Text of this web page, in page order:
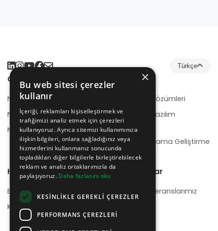
Türkçe
Çözümler
NeotrionB2B
NeotrionB2C
NeotrionWMS
Hizmetler
E-Ticaret Çözümleri
Kurumsal Yazılım
Mobil Uygulama Geliştirme
Hakkımızda
Biz Kimiz
Kariyer
Referanslar
Başlıca Referanslarımız
×
Bu web sitesi çerezler
kullanır
İçeriği, reklamları kişiselleştirmek ve
trafiğimizi analiz etmek için çerezleri
kullanıyoruz. Ayrıca sitemizi kullanımınıza
ilişkin bilgileri, onlara sağladığınız veya
hizmetlerini kullanmanız sonucunda
topladıkları diğer bilgilerle birleştirebilecek
reklam ve analiz ortaklarımızla da
paylaşıyoruz. Daha fazlasını oku
KESINLIKLE GEREKLI ÇEREZLER
PERFORMANS ÇEREZLERI